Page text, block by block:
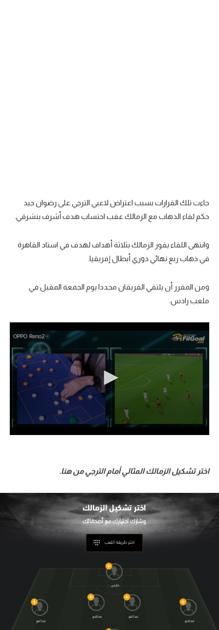
جاءت تلك القرارات بسبب اعتراض لاعبي الترجي على رضوان جيد
حكم لقاء الذهاب مع الزمالك عقب احتساب هدف أشرف بنشرقي.
وانتهى اللقاء بفوز الزمالك بثلاثة أهداف لهدف في استاد القاهرة
في ذهاب ربع نهائي دوري أبطال إفريقيا.
ومن المقرر أن يلتقي الفريقان مجددا يوم الجمعة المقبل في
ملعب رادس.
اختر تشكيل الزمالك المثالي أمام الترجي من هنا.
اختر تشكيلالزمالك
وشارك اختيارك مع أصدقائك‎
اختر طريقة اللعب
حارس
مدافع
مدافع
مدافع
مدافع